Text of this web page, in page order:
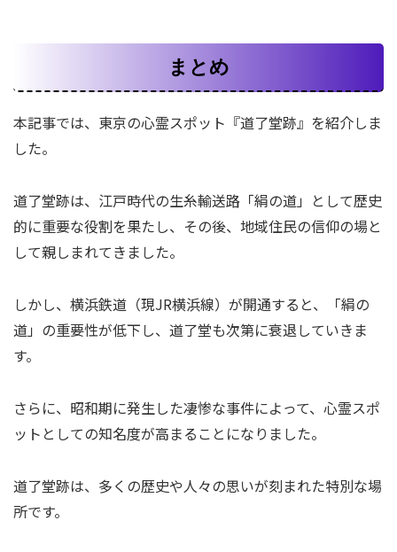
まとめ
本記事では、東京の心霊スポット『道了堂跡』を紹介しま
した。
道了堂跡は、江戸時代の生糸輸送路「絹の道」として歴史
的に重要な役割を果たし、その後、地域住民の信仰の場と
して親しまれてきました。
しかし、横浜鉄道（現JR横浜線）が開通すると、「絹の
道」の重要性が低下し、道了堂も次第に衰退していきま
す。
さらに、昭和期に発生した凄惨な事件によって、心霊スポ
ットとしての知名度が高まることになりました。
道了堂跡は、多くの歴史や人々の思いが刻まれた特別な場
所です。